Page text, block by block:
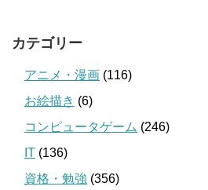
カテゴリー
アニメ・漫画 (116)
お絵描き (6)
コンピュータゲーム (246)
IT (136)
資格・勉強 (356)